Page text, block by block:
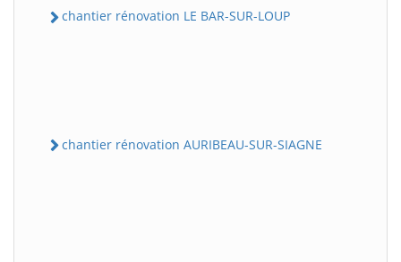
chantier rénovation LE BAR-SUR-LOUP
chantier rénovation AURIBEAU-SUR-SIAGNE